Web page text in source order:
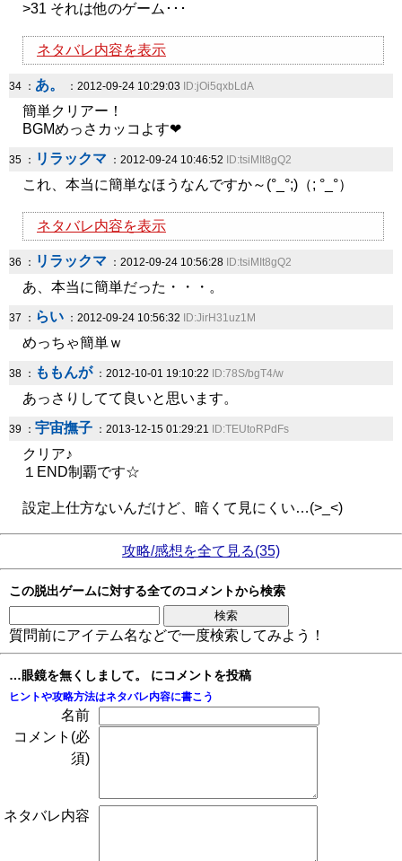
>31 それは他のゲーム･･･
ネタバレ内容を表示
34 ： あ。 ：2012-09-24 10:29:03 ID:jOi5qxbLdA
簡単クリアー！
BGMめっさカッコよす❤
35 ： リラックマ ：2012-09-24 10:46:52 ID:tsiMIt8gQ2
これ、本当に簡単なほうなんですか～(°_°;)（; °_°）
ネタバレ内容を表示
36 ： リラックマ ：2012-09-24 10:56:28 ID:tsiMIt8gQ2
あ、本当に簡単だった・・・。
37 ： らい ：2012-09-24 10:56:32 ID:JirH31uz1M
めっちゃ簡単ｗ
38 ： ももんが：2012-10-01 19:10:22 ID:78S/bgT4/w
あっさりしてて良いと思います。
39 ： 宇宙撫子 ：2013-12-15 01:29:21 ID:TEUtoRPdFs
クリア♪
１END制覇です☆
設定上仕方ないんだけど、暗くて見にくい…(>_<)
攻略/感想を全て見る(35)
この脱出ゲームに対する全てのコメントから検索
質問前にアイテム名などで一度検索してみよう！
…眼鏡を無くしまして。 にコメントを投稿
ヒントや攻略方法はネタバレ内容に書こう
名前
コメント(必
須)
ネタバレ内容